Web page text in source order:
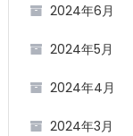
2024年6月
2024年5月
2024年4月
2024年3月